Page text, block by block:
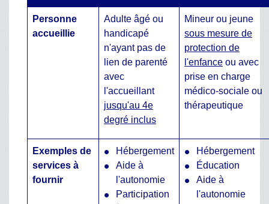
Personne
accueillie
Adulte âgé ou
handicapé
n'ayant pas de
lien de parenté
avec
l'accueillant
jusqu'au 4e
degré inclus
Mineur ou jeune
sous mesure de
protection de
l'enfance ou avec
prise en charge
médico-sociale ou
thérapeutique
Exemples de
services à
fournir
Hébergement
Aide à
l'autonomie
Participation
Hébergement
Éducation
Aide à
l'autonomie